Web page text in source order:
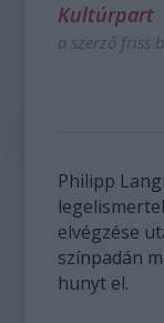
Kultúrpart
a szerző friss
Philipp
elvégzése
színpadán
hunyt el.